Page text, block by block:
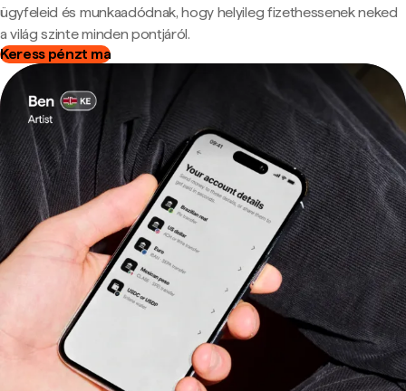
ügyfeleid és munkaadódnak, hogy helyileg fizethessenek neked
a világ szinte minden pontjáról.
Keress pénzt ma